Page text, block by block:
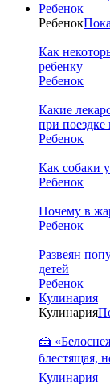
Ребенок
Ребенок
Как
ребенку
Ребенок
Какие
при поездке
Ребенок
Как собаки
Ребенок
Почему в
Ребенок
Развеян
детей
Ребенок
Кулинария
Кулинария
🍰
блестящая,
Кулинария